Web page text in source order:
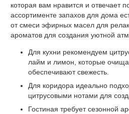
которая вам нравится и отвечает
ассортименте запахов для дома
от смеси эфирных масел для
ароматов для создания уютной
Для кухни рекомендуем
лайм и лимон, которые
обеспечивают свежесть.
Для коридора идеально
цитрусовыми нотами для
Гостиная требует сезонной